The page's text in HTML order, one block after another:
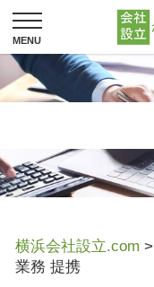
横浜会社設立.com >
業務 提携